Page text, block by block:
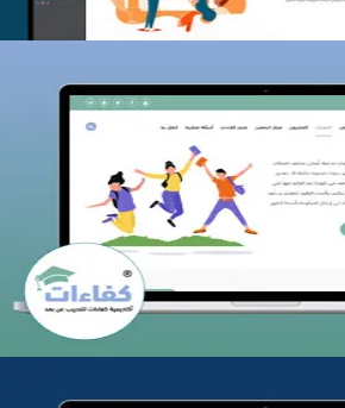
كفاءات للتدريب
التفاصيل